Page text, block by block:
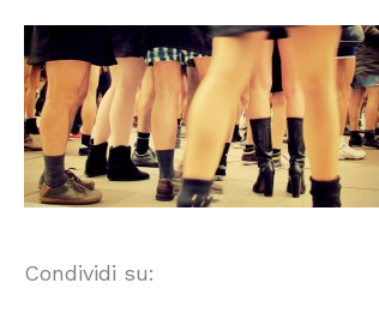
Condividi su: